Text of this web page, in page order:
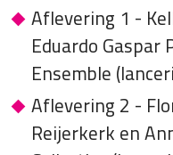
Aflevering 1 -
Eduardo Gaspar
Ensemble
Aflevering 2 -
Reijerkerk en